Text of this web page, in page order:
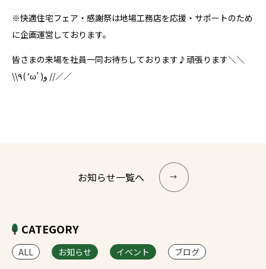
CATEGORY
ALL お知らせ イベント ブログ
※快適住宅フェア・感謝祭は地場工務店を応援・サポートのため
に企画運営しております。
皆さまの来場を社員一同お待ちしております♪頑張ります＼＼
\\٩( ‘ω’ )و //／／
お知らせ一覧へ